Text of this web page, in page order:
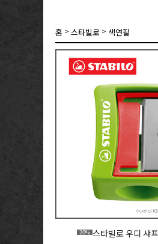
홈 > 스타빌로 > 색연필
20% 스타빌로 우디 샤